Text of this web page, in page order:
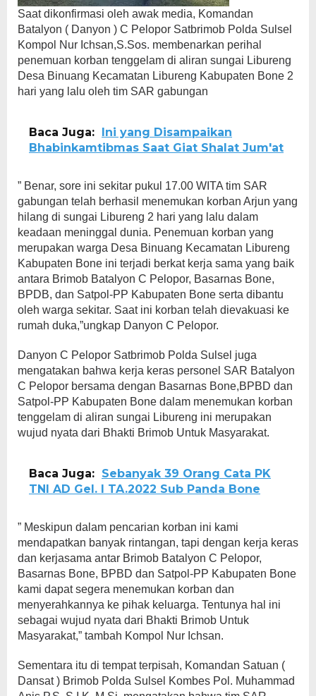
Saat dikonfirmasi oleh awak media, Komandan
Batalyon ( Danyon ) C Pelopor Satbrimob Polda Sulsel
Kompol Nur Ichsan,S.Sos. membenarkan perihal
penemuan korban tenggelam di aliran sungai Libureng
Desa Binuang Kecamatan Libureng Kabupaten Bone 2
hari yang lalu oleh tim SAR gabungan
Baca Juga: Ini yang Disampaikan
Bhabinkamtibmas Saat Giat Shalat Jum'at
” Benar, sore ini sekitar pukul 17.00 WITA tim SAR
gabungan telah berhasil menemukan korban Arjun yang
hilang di sungai Libureng 2 hari yang lalu dalam
keadaan meninggal dunia. Penemuan korban yang
merupakan warga Desa Binuang Kecamatan Libureng
Kabupaten Bone ini terjadi berkat kerja sama yang baik
antara Brimob Batalyon C Pelopor, Basarnas Bone,
BPDB, dan Satpol-PP Kabupaten Bone serta dibantu
oleh warga sekitar. Saat ini korban telah dievakuasi ke
rumah duka,”ungkap Danyon C Pelopor.
Danyon C Pelopor Satbrimob Polda Sulsel juga
mengatakan bahwa kerja keras personel SAR Batalyon
C Pelopor bersama dengan Basarnas Bone,BPBD dan
Satpol-PP Kabupaten Bone dalam menemukan korban
tenggelam di aliran sungai Libureng ini merupakan
wujud nyata dari Bhakti Brimob Untuk Masyarakat.
Baca Juga: Sebanyak 39 Orang Cata PK
TNI AD Gel. I TA.2022 Sub Panda Bone
” Meskipun dalam pencarian korban ini kami
mendapatkan banyak rintangan, tapi dengan kerja keras
dan kerjasama antar Brimob Batalyon C Pelopor,
Basarnas Bone, BPBD dan Satpol-PP Kabupaten Bone
kami dapat segera menemukan korban dan
menyerahkannya ke pihak keluarga. Tentunya hal ini
sebagai wujud nyata dari Bhakti Brimob Untuk
Masyarakat,” tambah Kompol Nur Ichsan.
Sementara itu di tempat terpisah, Komandan Satuan (
Dansat ) Brimob Polda Sulsel Kombes Pol. Muhammad